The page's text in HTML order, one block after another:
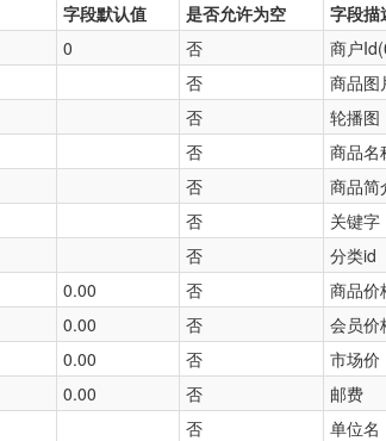
字段默认值 是否允许为空 字段描
0 否 商户
否 商品图
否 轮播图
否 商品名
否 商品简
否 关键字
否 分类id
0.00 否 商品价
0.00 否 会员价
0.00 否 市场价
0.00 否 邮费
否 单位名